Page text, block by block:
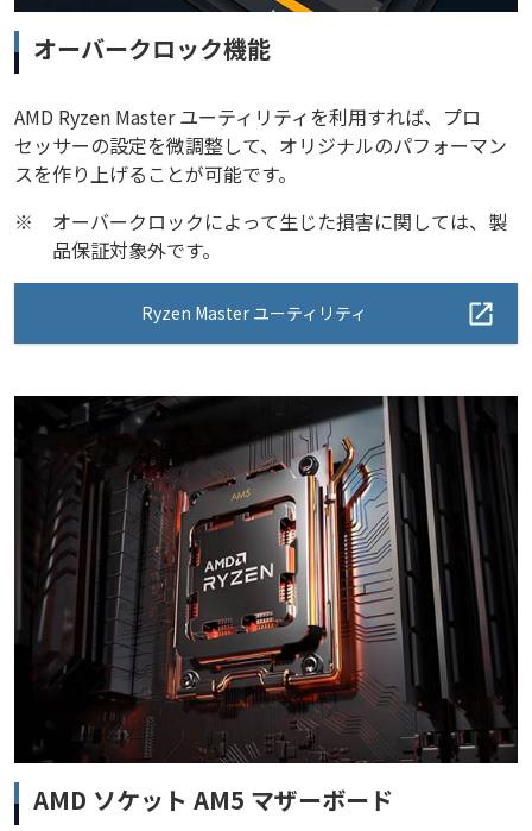
オーバークロック機能
AMD Ryzen Master ユーティリティを利用すれば、プロ
セッサーの設定を微調整して、オリジナルのパフォーマン
スを作り上げることが可能です。
※
オーバークロックによって生じた損害に関しては、製
品保証対象外です。
Ryzen Master ユーティリティ
AMD ソケット AM5 マザーボード